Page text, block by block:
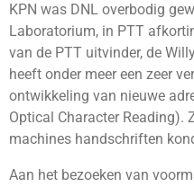
KPN was DNL overbodig
Laboratorium, in PTT
van de PTT uitvinder, de
heeft onder meer een zeer
ontwikkeling van nieuwe
Optical Character Reading).
machines handschriften
Aan het bezoeken van